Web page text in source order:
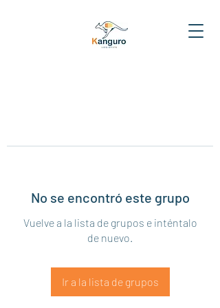
No se encontró este grupo
Vuelve a la lista de grupos e inténtalo
de nuevo.
Ir a la lista de grupos